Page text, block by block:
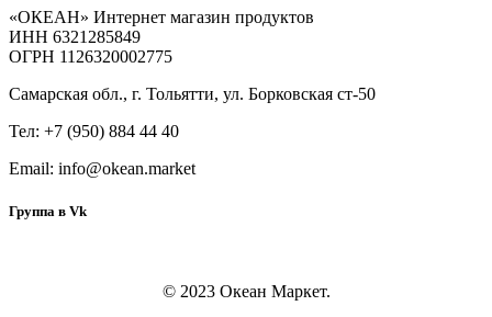
«ОКЕАН» Интернет магазин продуктов
ИНН 6321285849
ОГРН 1126320002775
Самарская обл., г. Тольятти, ул. Борковская ст-50
Тел: +7 (950) 884 44 40
Email: info@okean.market
Группа в Vk
© 2023 Океан Маркет.